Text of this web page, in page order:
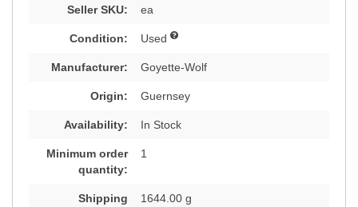
Seller SKU: ea
Condition: Used
Manufacturer: Goyette-Wolf
Origin: Guernsey
Availability: In Stock
Minimum order
quantity:
1
Shipping
1644.00 g